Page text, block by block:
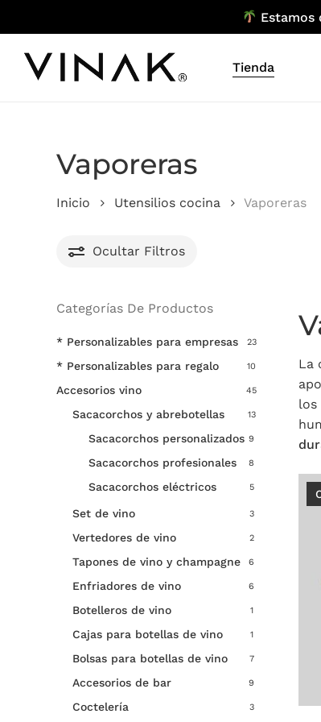
main
content
Estamos
Tienda
Vaporeras
Inicio Utensilios cocina Vaporeras
Ocultar Filtros
Categorías De Productos
* Personalizables para empresas 23
* Personalizables para regalo 10
Accesorios vino 45
Sacacorchos y abrebotellas 13
Sacacorchos personalizados 9
Sacacorchos profesionales 8
Sacacorchos eléctricos 5
Set de vino 3
Vertedores de vino 2
Tapones de vino y champagne 6
Enfriadores de vino 6
Botelleros de vino 1
Cajas para botellas de vino 1
Bolsas para botellas de vino 7
Accesorios de bar 9
Coctelería 3
La
los